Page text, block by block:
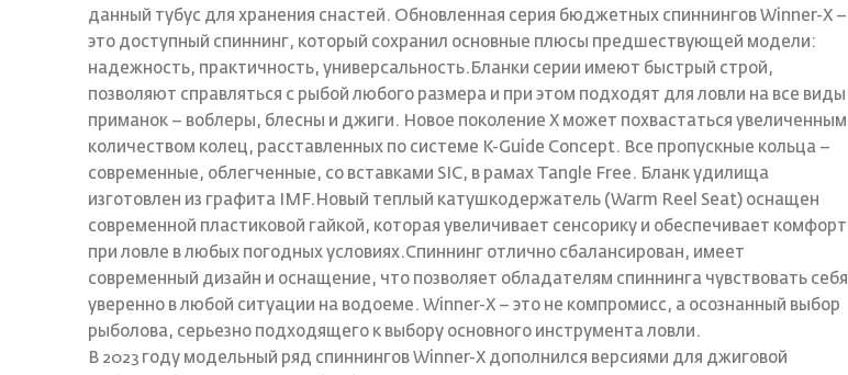
данный тубус для хранения снастей. Обновленная серия бюджетных спиннингов Winner-X –
это доступный спиннинг, который сохранил основные плюсы предшествующей модели:
надежность, практичность, универсальность.Бланки серии имеют быстрый строй,
позволяют справляться с рыбой любого размера и при этом подходят для ловли на все виды
приманок – воблеры, блесны и джиги. Новое поколение X может похвастаться увеличенным
количеством колец, расставленных по системе K-Guide Concept. Все пропускные кольца –
современные, облегченные, со вставками SIC, в рамах Tangle Free. Бланк удилища
изготовлен из графита IMF.Новый теплый катушкодержатель (Warm Reel Seat) оснащен
современной пластиковой гайкой, которая увеличивает сенсорику и обеспечивает комфорт
при ловле в любых погодных условиях.Спиннинг отлично сбалансирован, имеет
современный дизайн и оснащение, что позволяет обладателям спиннинга чувствовать себя
уверенно в любой ситуации на водоеме. Winner-X – это не компромисс, а осознанный выбор
рыболова, серьезно подходящего к выбору основного инструмента ловли.
В 2023 году модельный ряд спиннингов Winner-X дополнился версиями для джиговой